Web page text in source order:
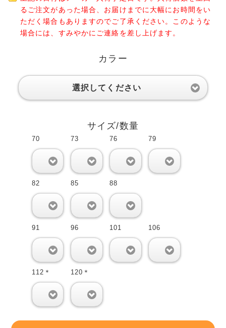
るご注文があった場合、お届けまでに大幅にお時間をい
ただく場合もありますのでご了承ください。このような
場合には、すみやかにご連絡を差し上げます。
カラー
選択してください
サイズ/数量
70 73 76 79
82 85 88
91 96 101 106
112＊ 120＊